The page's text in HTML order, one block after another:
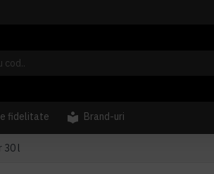
fidelitate Brand-uri
30 l